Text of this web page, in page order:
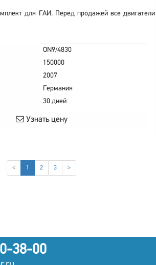
для ГАИ. Перед продажей все двигатели
ON9/4830
150000
2007
Германия
30 дней
Узнать цену
< 1 (current)
2 3 >
38-00